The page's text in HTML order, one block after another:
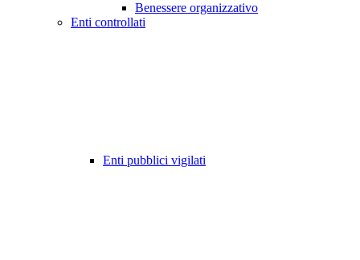
Benessere organizzativo
Enti controllati
Enti pubblici vigilati